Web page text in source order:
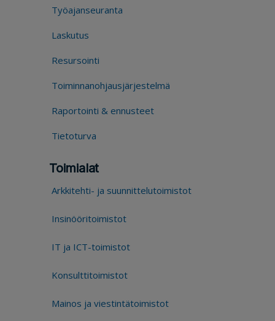
Työajanseuranta
Laskutus
Resursointi
Toiminnanohjausjärjestelmä
Raportointi & ennusteet
Tietoturva
Toimialat
Arkkitehti- ja suunnittelutoimistot
Insinööritoimistot
IT ja ICT-toimistot
Konsulttitoimistot
Mainos ja viestintätoimistot